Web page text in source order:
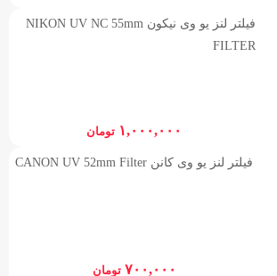
فیلتر لنز یو وی نیکون NIKON UV NC 55mm
FILTER
۱,۰۰۰,۰۰۰ تومان
فیلتر لنز یو وی کانن CANON UV 52mm Filter
۷۰۰,۰۰۰ تومان